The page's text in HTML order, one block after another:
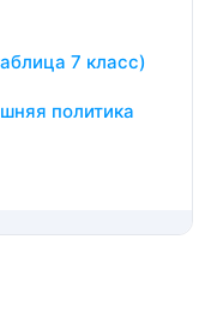
7 класс)
политика